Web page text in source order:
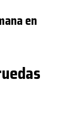
en